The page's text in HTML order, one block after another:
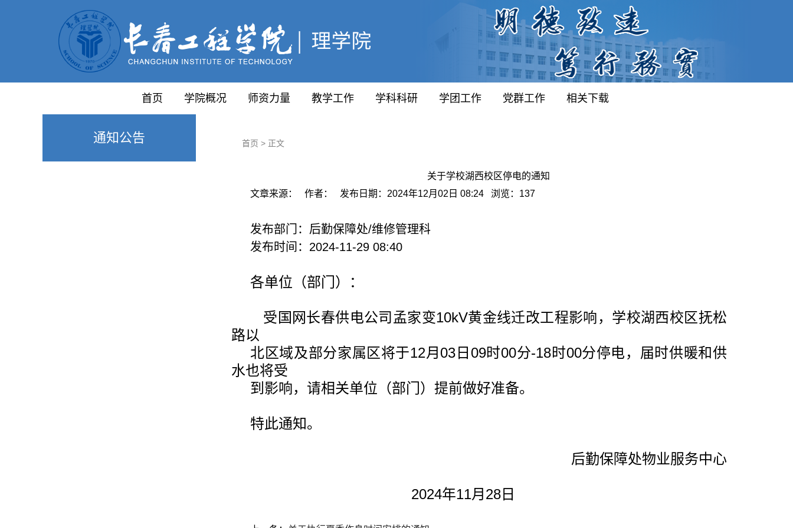
首页 学院概况 师资力量 教学工作 学科科研 学团工作 党群工作 相关下载
通知公告 首页 > 正文
关于学校湖西校区停电的通知
文章来源： 作者： 发布日期：2024年12月02日 08:24 浏览： 137
发布部门：后勤保障处/维修管理科
发布时间：2024-11-29 08:40
各单位（部门）：
受国网长春供电公司孟家变10kV黄金线迁改工程影响，学校湖西校区抚松
路以
北区域及部分家属区将于12月03日09时00分-18时00分停电，届时供暖和供
水也将受
到影响，请相关单位（部门）提前做好准备。
特此通知。
后勤保障处物业服务中心
2024年11月28日